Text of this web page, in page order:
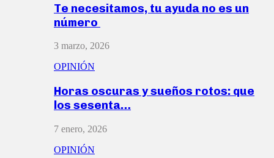
Te necesitamos, tu ayuda no es un
número
3 marzo, 2026
OPINIÓN
Horas oscuras y sueños rotos: que
los sesenta…
7 enero, 2026
OPINIÓN